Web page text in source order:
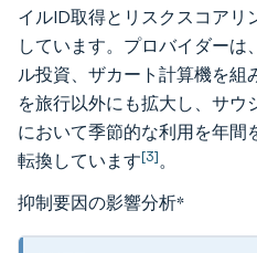
イルID取得とリスクスコアリ
しています。プロバイダーは
ル投資、ザカート計算機を組
を旅行以外にも拡大し、サウ
において季節的な利用を年間
転換しています[3]。
抑制要因の影響分析*